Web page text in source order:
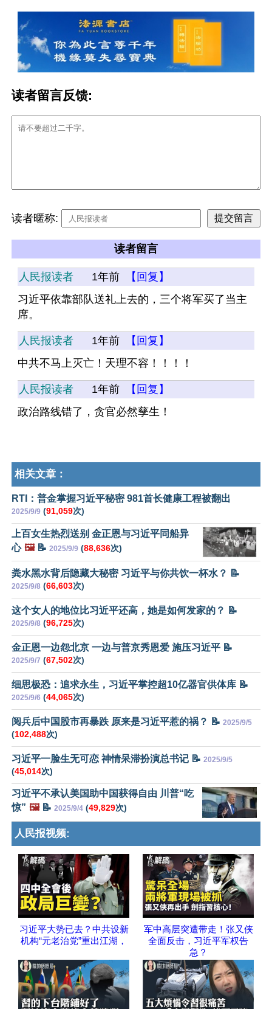
读者留言反馈:
读者暱称:
读者留言
人民报读者 1年前
【回复】
习近平依靠部队送礼上去的，三个将军买了当主
席。
人民报读者 1年前
【回复】
中共不马上灭亡！天理不容！！！！
人民报读者 1年前
【回复】
政治路线错了，贪官必然孳生！
相关文章：
RTI：普金掌握习近平秘密 981首长健康工程被翻出
2025/9/9 (91,059次)
上百女生热烈送别 金正恩与习近平同船异
心 🖼️📝 2025/9/9 (88,636次)
粪水黑水背后隐藏大秘密 习近平与你共饮一杯水？ 📝
2025/9/8 (66,603次)
这个女人的地位比习近平还高，她是如何发家的？ 📝
2025/9/8 (96,725次)
金正恩一边怨北京 一边与普京秀恩爱 施压习近平 📝
2025/9/7 (67,502次)
细思极恐：追求永生，习近平掌控超10亿器官供体库 📝
2025/9/6 (44,065次)
阅兵后中国股市再暴跌 原来是习近平惹的祸？ 📝 2025/9/5
(102,488次)
习近平一脸生无可恋 神情呆滞扮演总书记 📝 2025/9/5
(45,014次)
习近平不承认美国助中国获得自由 川普“吃
惊” 🖼️📝 2025/9/4 (49,829次)
人民报视频:
习近平大势已去？中共设新
机构“元老治党”重出江湖，
军中高层突遭带走！张又侠
全面反击，习近平军权告
急？